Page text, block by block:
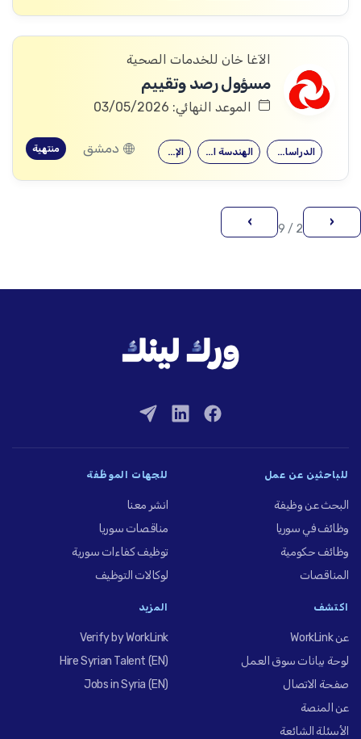
الآغا خان للخدمات الصحية
مسؤول رصد وتقييم
الموعد النهائي: 03/05/2026
الإحصاء الهندسة المعلوماتية الدراسات التنموية دمشق منتهية
‹
2 / 9
›
للباحثين عن عمل
البحث عن وظيفة
وظائف في سوريا
وظائف حكومية
المناقصات
للجهات الموظِّفة
انشر معنا
مناقصات سوريا
توظيف كفاءات سورية
لوكالات التوظيف
اكتشف
عن WorkLink
لوحة بيانات سوق العمل
صفحة الاتصال
عن المنصة
الأسئلة الشائعة
المزيد
Verify by WorkLink
Hire Syrian Talent (EN)
Jobs in Syria (EN)